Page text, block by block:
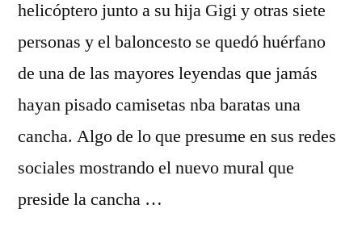
helicóptero junto a su hija Gigi y otras siete
personas y el baloncesto se quedó huérfano
de una de las mayores leyendas que jamás
hayan pisado camisetas nba baratas una
cancha. Algo de lo que presume en sus redes
sociales mostrando el nuevo mural que
preside la cancha …